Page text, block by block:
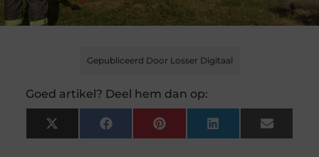
Gepubliceerd Door Losser Digitaal
Goed artikel? Deel hem dan op:
X
(Twitter)
FacebookPinterest LinkedIn Email